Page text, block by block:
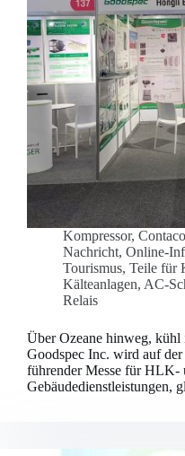
Kompressor,
Nachricht, Online-
Tourismus, Teile für
Kälteanlagen, AC-
Relais
Über Ozeane hinweg, kühl
Goodspec Inc. wird auf
führender Messe für HLK-
Gebäudedienstleistungen,